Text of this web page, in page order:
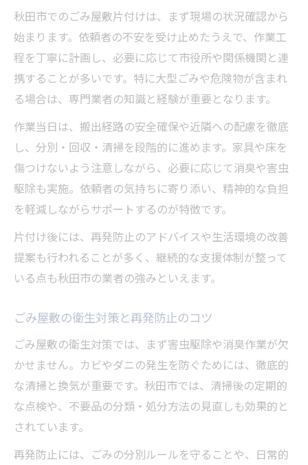
秋田市でのごみ屋敷片付けは、まず現場の状況確認から
始まります。依頼者の不安を受け止めたうえで、作業工
程を丁寧に計画し、必要に応じて市役所や関係機関と連
携することが多いです。特に大型ごみや危険物が含まれ
る場合は、専門業者の知識と経験が重要となります。
作業当日は、搬出経路の安全確保や近隣への配慮を徹底
し、分別・回収・清掃を段階的に進めます。家具や床を
傷つけないよう注意しながら、必要に応じて消臭や害虫
駆除も実施。依頼者の気持ちに寄り添い、精神的な負担
を軽減しながらサポートするのが特徴です。
片付け後には、再発防止のアドバイスや生活環境の改善
提案も行われることが多く、継続的な支援体制が整って
いる点も秋田市の業者の強みといえます。
ごみ屋敷の衛生対策と再発防止のコツ
ごみ屋敷の衛生対策では、まず害虫駆除や消臭作業が欠
かせません。カビやダニの発生を防ぐためには、徹底的
な清掃と換気が重要です。秋田市では、清掃後の定期的
な点検や、不要品の分類・処分方法の見直しも効果的と
されています。
再発防止には、ごみの分別ルールを守ることや、日常的